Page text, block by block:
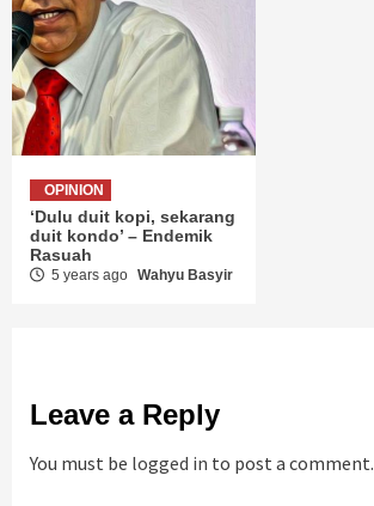
OPINION
‘Dulu duit kopi, sekarang
duit kondo’ – Endemik
Rasuah
5 years ago Wahyu Basyir
Leave a Reply
You must be logged in to post a comment.